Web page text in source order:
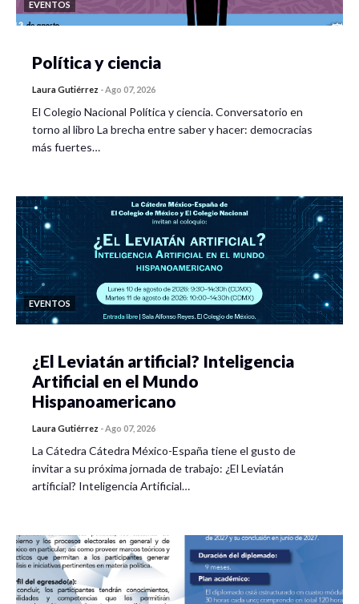
EVENTOS
Política y ciencia
Laura Gutiérrez -Ago 07, 2026
El Colegio Nacional Política y ciencia. Conversatorio en
torno al libro La brecha entre saber y hacer: democracias
más fuertes…
EVENTOS
¿El Leviatán artificial? Inteligencia
Artificial en el Mundo
Hispanoamericano
Laura Gutiérrez -Ago 07, 2026
La Cátedra Cátedra México-España tiene el gusto de
invitar a su próxima jornada de trabajo: ¿El Leviatán
artificial? Inteligencia Artificial…